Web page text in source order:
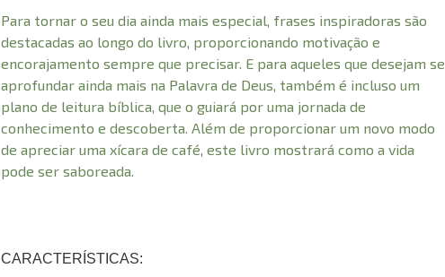
Para tornar o seu dia ainda mais especial, frases inspiradoras são
destacadas ao longo do livro, proporcionando motivação e
encorajamento sempre que precisar. E para aqueles que desejam se
aprofundar ainda mais na Palavra de Deus, também é incluso um
plano de leitura bíblica, que o guiará por uma jornada de
conhecimento e descoberta. Além de proporcionar um novo modo
de apreciar uma xícara de café, este livro mostrará como a vida
pode ser saboreada.
CARACTERÍSTICAS: